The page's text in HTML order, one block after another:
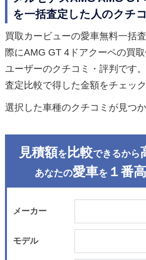
を一括査定した人のクチ
買取カービューの愛車無料一括
際にAMG GT 4ドアクーペの買
ユーザーのクチコミ・評判です
査定比較で得した金額をチェッ
選択した車種のクチコミが見つ
見積額を 比較できるから
あなたの愛車を １番
メーカー
モデル